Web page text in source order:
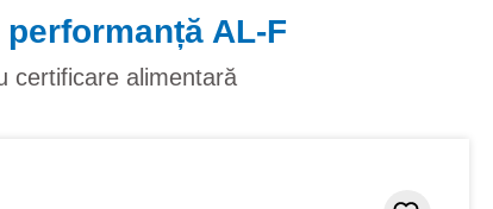
AL-F
certificare alimentară